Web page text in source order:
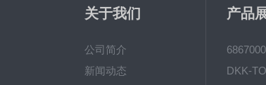
关于我们
公司简介
新闻动态
产品